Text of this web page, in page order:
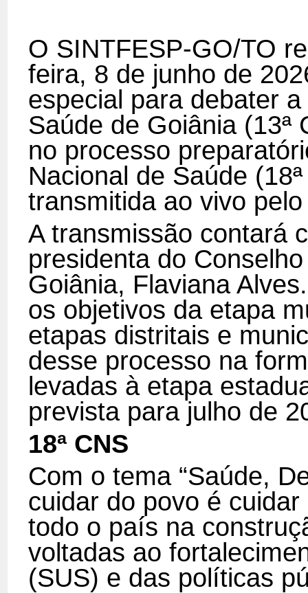
O SINTFESP-GO/TO
feira, 8 de junho de
especial para debater
Saúde de Goiânia (13ª
no processo
Nacional de Saúde
transmitida ao vivo
A transmissão contará
presidenta do
Goiânia, Flaviana
os objetivos da etapa
etapas distritais e
desse processo na
levadas à etapa
prevista para julho de
18ª CNS
Com o tema “Saúde,
cuidar do povo é cuidar
todo o país na
voltadas ao
(SUS) e das políticas